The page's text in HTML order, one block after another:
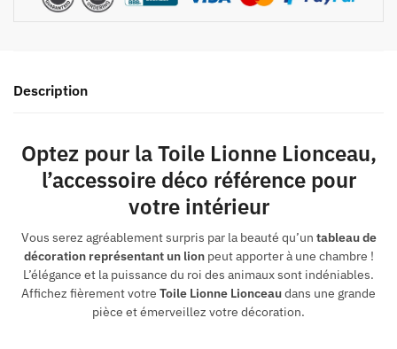
Description
Optez pour la Toile Lionne Lionceau,
l’accessoire déco référence pour
votre intérieur
Vous serez agréablement surpris par la beauté qu’un tableau de
décoration représentant un lionpeut apporter à une chambre !
L’élégance et la puissance du roi des animaux sont indéniables.
Affichez fièrement votre Toile Lionne Lionceaudans une grande
pièce et émerveillez votre décoration.